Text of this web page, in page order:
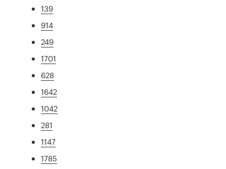
139
914
249
1701
628
1642
1042
281
1147
1785